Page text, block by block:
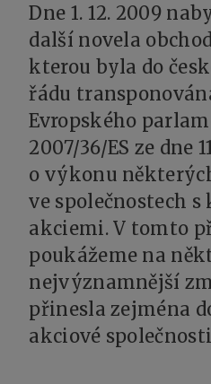
Dne 1. 12. 2009
další novela
kterou byla do
řádu
Evropského
2007/36/ES ze dne
o výkonu
ve společnostech
akciemi. V tomto
poukážeme na
nejvýznamnější
přinesla zejména
akciové